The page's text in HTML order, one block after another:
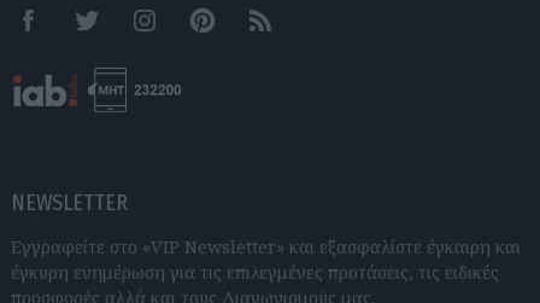
FacebookTwitter InstagramPinterestRSS feeds
NEWSLETTER
Εγγραφείτε στο «VIP Newsletter» και εξασφαλίστε έγκαιρη και
έγκυρη ενημέρωση για τις επιλεγμένες προτάσεις, τις ειδικές
προσφορές αλλά και τους Διαγωνισμούς μας.